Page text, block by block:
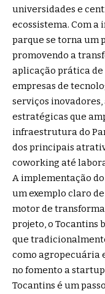
universidades e
ecossistema. Com a
parque se torna um
promovendo a
aplicação prática de
empresas de
serviços
estratégicas que
infraestrutura do
dos principais
coworking até
A implementação
um exemplo claro
motor de
projeto, o Tocantins
que
como agropecuária
no fomento a
Tocantins é um